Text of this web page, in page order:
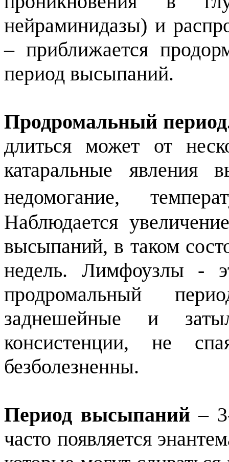
нейраминидазы) и
– приближается
период высыпаний.
Продромальный
длиться может от
катаральные
недомогание,
Наблюдается
высыпаний, в таком
недель. Лимфоузлы -
продромальный
заднешейные и
консистенции, не
безболезненны.
Период высыпаний –
часто появляется